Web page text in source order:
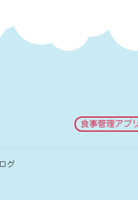
食事管理アプリ
グ